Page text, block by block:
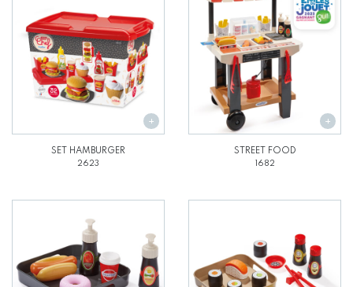
SET HAMBURGER
2623
STREET FOOD
1682